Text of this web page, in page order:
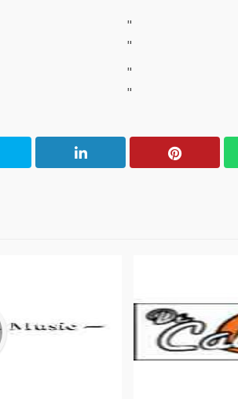
"
"
"
"